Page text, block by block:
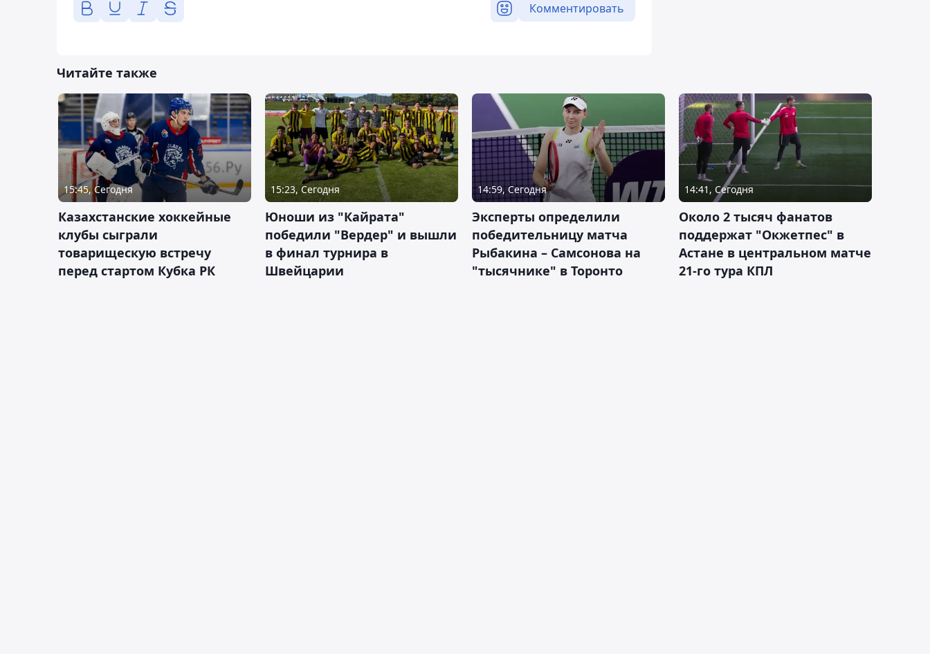
Комментировать
Читайте также
15:45, Сегодня
Казахстанские хоккейные
клубы сыграли
товарищескую встречу
перед стартом Кубка РК
15:23, Сегодня
Юноши из "Кайрата"
победили "Вердер" и вышли
в финал турнира в
Швейцарии
14:59, Сегодня
Эксперты определили
победительницу матча
Рыбакина – Самсонова на
"тысячнике" в Торонто
14:41, Сегодня
Около 2 тысяч фанатов
поддержат "Окжетпес" в
Астане в центральном матче
21-го тура КПЛ